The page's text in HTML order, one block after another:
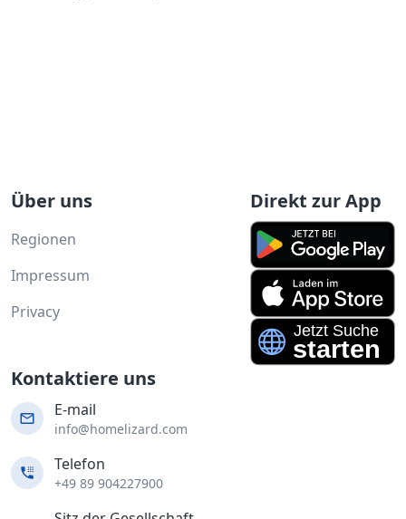
Über uns
Regionen
Impressum
Privacy
Direkt zur App
Kontaktiere uns
E-mail
info@homelizard.com
Telefon
+49 89 904227900